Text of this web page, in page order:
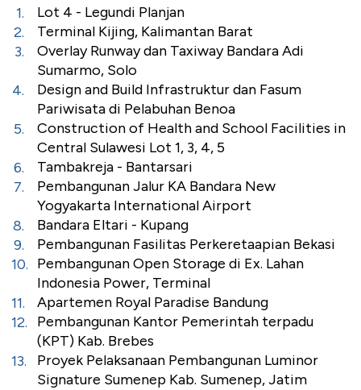
Lot 4 - Legundi Planjan
Terminal Kijing, Kalimantan Barat
Overlay Runway dan Taxiway Bandara Adi
Sumarmo, Solo
Design and Build Infrastruktur dan Fasum
Pariwisata di Pelabuhan Benoa
Construction of Health and School Facilities in
Central Sulawesi Lot 1, 3, 4, 5
Tambakreja - Bantarsari
Pembangunan Jalur KA Bandara New
Yogyakarta International Airport
Bandara Eltari - Kupang
Pembangunan Fasilitas Perkeretaapian Bekasi
Pembangunan Open Storage di Ex. Lahan
Indonesia Power, Terminal
Apartemen Royal Paradise Bandung
Pembangunan Kantor Pemerintah terpadu
(KPT) Kab. Brebes
Proyek Pelaksanaan Pembangunan Luminor
Signature Sumenep Kab. Sumenep, Jatim